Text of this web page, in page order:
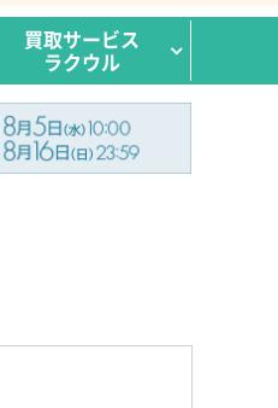
買取サービス
ラクウル